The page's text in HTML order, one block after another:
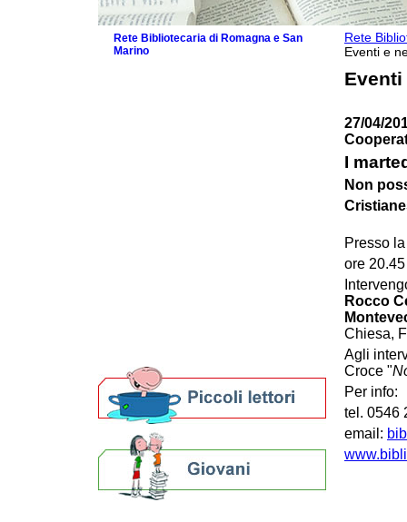
Rete
Eventi e
Eventi
27/04/
I
Non
Presso
ore 20.45
Rocco
Chiesa,
Agli
Croce "
Per info:
tel. 0546
email:
Rete Bibliotecaria di Romagna e San
Marino